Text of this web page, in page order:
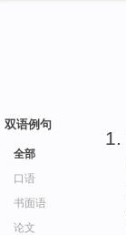
双语例句
全部
口语
书面语
论文